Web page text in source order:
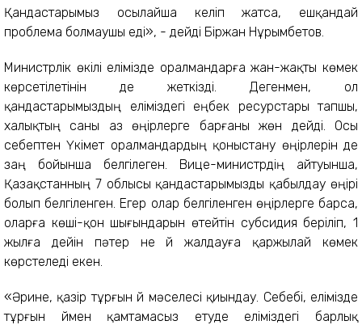
Қандастарымыз осылайша келіп жатса, ешқандай
проблема болмаушы еді», - дейдi Біржан Нұрымбетов.
Министрлiк өкiлi елiмiзде оралмандарға жан-жақты көмек
көрсетілетiнiн де жеткiздi. Дегенмен, ол
қандастарымыздың еліміздегі еңбек ресурстары тапшы,
халықтың саны аз өңірлерге барғаны жөн дейдi. Осы
себептен Үкімет оралмандардың қоныстану өңірлерін де
заң бойынша белгілеген. Вице-министрдiң айтуынша,
Қазақстанның 7 облысы қандастарымызды қабылдау өңірi
болып белгіленген. Егер олар белгiленген өңірлерге барса,
оларға көшi-қон шығындарын өтейтін субсидия берiлiп, 1
жылға дейін пәтер не үй жалдауға қаржылай көмек
көрстеледі екен.
«Әрине, қазір тұрғын үй мәселесі қиындау. Себебі, елімізде
тұрғын үймен қамтамасыз етуде еліміздегі барлық